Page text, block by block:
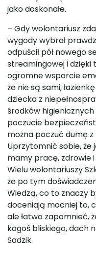
jako doskonałe.
– Gdy wolontariusz
wygody wybrał
odpuścił pół nowego
streamingowej i dzięki
ogromne wsparcie
że nie są sami,
dziecka z
środków
poczucie
można poczuć dumę z
Uprzytomnić sobie, że
mamy pracę, zdrowie
Wielu wolontariuszy
że po tym
Wiedzą, co to znaczy
doceniają mocniej to,
ale łatwo zapomnieć,
kogoś bliskiego, dach
Sadzik.